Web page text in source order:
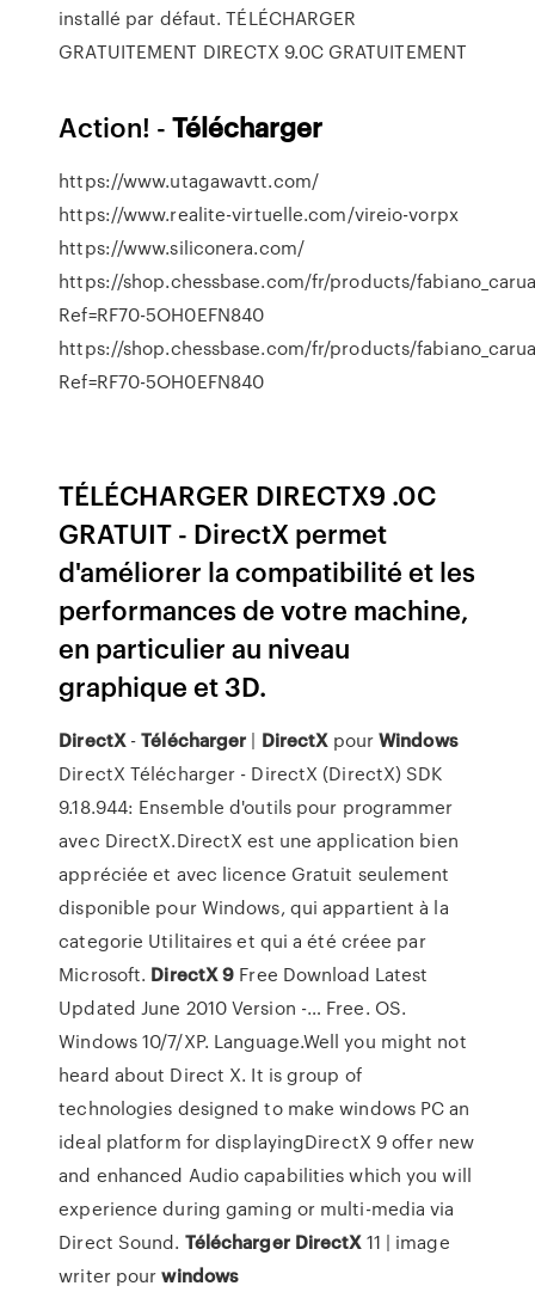
installé par défaut. TÉLÉCHARGER
GRATUITEMENT DIRECTX 9.0C GRATUITEMENT
Action! -Télécharger
https://www.utagawavtt.com/
https://www.realite-virtuelle.com/vireio-vorpx
https://www.siliconera.com/
https://shop.chessbase.com/fr/products/
Ref=RF70-5OH0EFN840
https://shop.chessbase.com/fr/products/
Ref=RF70-5OH0EFN840
TÉLÉCHARGER DIRECTX9 .0C
GRATUIT - DirectX permet
d'améliorer la compatibilité et les
performances de votre machine,
en particulier au niveau
graphique et 3D.
DirectX-Télécharger | DirectXpourWindows
DirectX Télécharger - DirectX (DirectX) SDK
9.18.944: Ensemble d'outils pour programmer
avec DirectX.DirectX est une application bien
appréciée et avec licence Gratuit seulement
disponible pour Windows, qui appartient à la
categorie Utilitaires et qui a été créee par
Microsoft. DirectX9 Free Download Latest
Updated June 2010 Version -… Free. OS.
Windows 10/7/XP. Language.Well you might not
heard about Direct X. It is group of
technologies designed to make windows PC an
ideal platform for displayingDirectX 9 offer new
and enhanced Audio capabilities which you will
experience during gaming or multi-media via
Direct Sound. Télécharger DirectX11 | image
writer pourwindows